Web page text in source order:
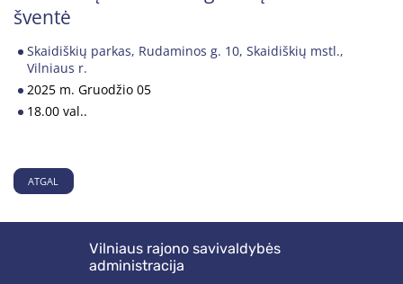
šventė
Skaidiškių parkas, Rudaminos g. 10, Skaidiškių mstl.,
Vilniaus r.
2025 m. Gruodžio 05
18.00 val..
ATGAL
Vilniaus rajono savivaldybės
administracija